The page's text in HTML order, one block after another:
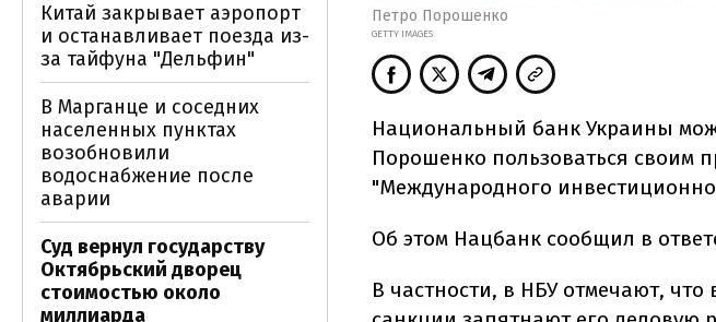
Петро Порошенко
GETTY IMAGES
Национальный банк Украины
Порошенко пользоваться своим
"Международного
Об этом Нацбанк сообщил в
В частности, в НБУ отмечают,
Китай закрывает аэропорт
и останавливает поезда из-
за тайфуна "Дельфин"
В Марганце и соседних
населенных пунктах
возобновили
водоснабжение после
аварии
Суд вернул государству
Октябрьский дворец
стоимостью около
миллиарда